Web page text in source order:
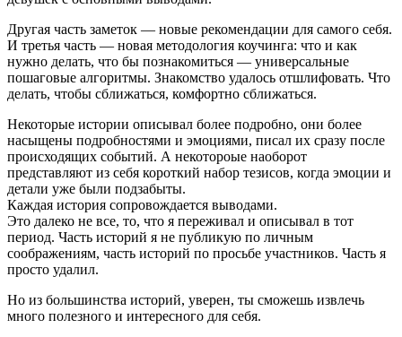
Другая часть заметок — новые рекомендации для самого себя.
И третья часть — новая методология коучинга: что и как
нужно делать, что бы познакомиться — универсальные
пошаговые алгоритмы. Знакомство удалось отшлифовать. Что
делать, чтобы сближаться, комфортно сближаться.
Некоторые истории описывал более подробно, они более
насыщены подробностями и эмоциями, писал их сразу после
происходящих событий. А некотороые наоборот
представляют из себя короткий набор тезисов, когда эмоции и
детали уже были подзабыты.
Каждая история сопровождается выводами.
Это далеко не все, то, что я переживал и описывал в тот
период. Часть историй я не публикую по личным
соображениям, часть историй по просьбе участников. Часть я
просто удалил.
Но из большинства историй, уверен, ты сможешь извлечь
много полезного и интересного для себя.